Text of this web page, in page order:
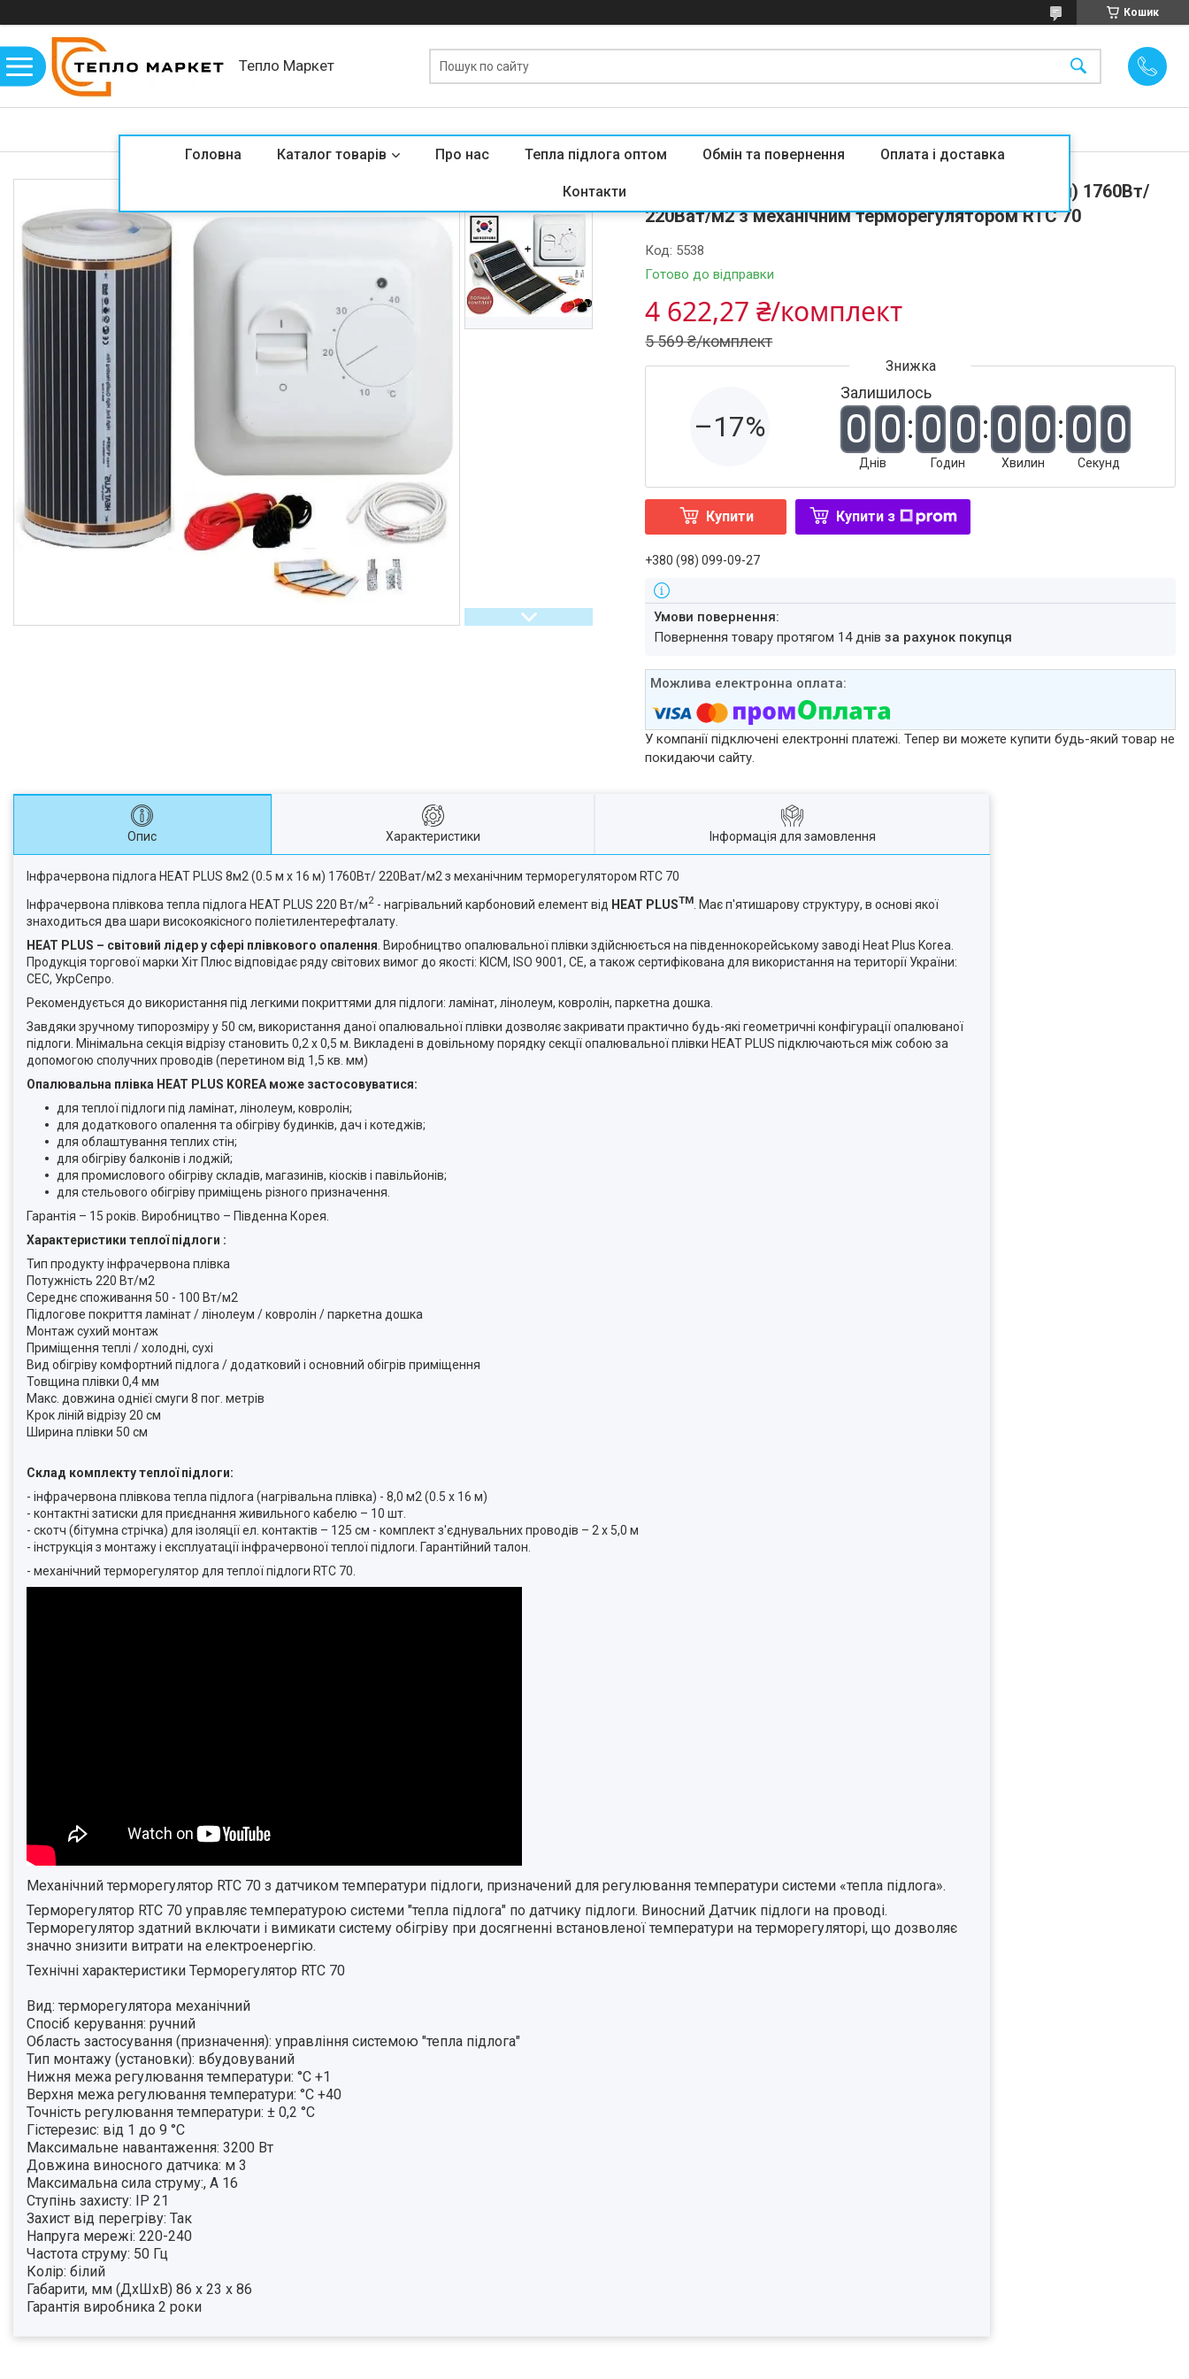
Кошик
Тепло Маркет
Головна Каталог товарів Про нас Тепла підлога оптом Обмін та повернення Оплата і доставка
Контакти
Інфрачервона підлога HEAT PLUS 8м2 (0.5 м х 16 м) 1760Вт/
220Ват/м2 з механічним терморегулятором RTC 70
Готово до відправки
Код: 5538
5 569 ₴/комплект
4 622,27 ₴/комплект
–17%
Залишилось
0 0
Днів
0 0
Годин
0 0
Хвилин
0 0
Секунд
Купити Купити з
+380 (98) 099-09-27
повернення товару протягом 14 днівза рахунок покупця
У компанії підключені електронні платежі. Тепер ви можете купити будь-який товар не
покидаючи сайту.
Опис Характеристики Інформація для замовлення
Інфрачервона підлога HEAT PLUS 8м2 (0.5 м х 16 м) 1760Вт/ 220Ват/м2 з механічним терморегулятором RTC 70
Інфрачервона плівкова тепла підлога HEAT PLUS 220 Вт/м2 - нагрівальний карбоновий елемент від HEAT PLUSТМ . Має п'ятишарову структуру, в основі якої
знаходиться два шари високоякісного поліетилентерефталату.
HEAT PLUS – світовий лідер у сфері плівкового опалення . Виробництво опалювальної плівки здійснюється на південнокорейському заводі Heat Plus Korea.
Продукція торгової марки Хіт Плюс відповідає ряду світових вимог до якості: KICM, ISO 9001, CE, а також сертифікована для використання на території України:
СЕС, УкрСепро.
Рекомендується до використання під легкими покриттями для підлоги: ламінат, лінолеум, ковролін, паркетна дошка.
Завдяки зручному типорозміру у 50 см, використання даної опалювальної плівки дозволяє закривати практично будь-які геометричні конфігурації опалюваної
підлоги. Мінімальна секція відрізу становить 0,2 х 0,5 м. Викладені в довільному порядку секції опалювальної плівки HEAT PLUS підключаються між собою за
допомогою сполучних проводів (перетином від 1,5 кв. мм)
Опалювальна плівка HEAT PLUS KOREA може застосовуватися:
для теплої підлоги під ламінат, лінолеум, ковролін;
для додаткового опалення та обігріву будинків, дач і котеджів;
для облаштування теплих стін;
для обігріву балконів і лоджій;
для промислового обігріву складів, магазинів, кіосків і павільйонів;
для стельового обігріву приміщень різного призначення.
Гарантія – 15 років. Виробництво – Південна Корея.
Характеристики теплої підлоги :
Тип продукту інфрачервона плівка
Потужність 220 Вт/м2
Середнє споживання 50 - 100 Вт/м2
Підлогове покриття ламінат / лінолеум / ковролін / паркетна дошка
Монтаж сухий монтаж
Приміщення теплі / холодні, сухі
Вид обігріву комфортний підлога / додатковий і основний обігрів приміщення
Товщина плівки 0,4 мм
Макс. довжина однієї смуги 8 пог. метрів
Крок ліній відрізу 20 см
Ширина плівки 50 см
Склад комплекту теплої підлоги:
- інфрачервона плівкова тепла підлога (нагрівальна плівка) - 8,0 м2 (0.5 х 16 м)
- контактні затиски для приєднання живильного кабелю – 10 шт.
- скотч (бітумна стрічка) для ізоляції ел. контактів – 125 см - комплект з'єднувальних проводів – 2 х 5,0 м
- інструкція з монтажу і експлуатації інфрачервоної теплої підлоги. Гарантійний талон.
- механічний терморегулятор для теплої підлоги RTC 70.
Механічний терморегулятор RTC 70 з датчиком температури підлоги, призначений для регулювання температури системи «тепла підлога».
Терморегулятор RTC 70 управляє температурою системи "тепла підлога" по датчику підлоги. Виносний Датчик підлоги на проводі.
Терморегулятор здатний включати і вимикати систему обігріву при досягненні встановленої температури на терморегуляторі, що дозволяє
значно знизити витрати на електроенергію.
Технічні характеристики Терморегулятор RTC 70
Вид: терморегулятора механічний
Спосіб керування: ручний
Область застосування (призначення): управління системою "тепла підлога"
Тип монтажу (установки): вбудовуваний
Нижня межа регулювання температури: °C +1
Верхня межа регулювання температури: °C +40
Точність регулювання температури: ± 0,2 °С
Гістерезис: від 1 до 9 °С
Максимальне навантаження: 3200 Вт
Довжина виносного датчика: м 3
Максимальна сила струму:, А 16
Ступінь захисту: IP 21
Захист від перегріву: Так
Напруга мережі: 220-240
Частота струму: 50 Гц
Колір: білий
Габарити, мм (ДхШхВ) 86 х 23 х 86
Гарантія виробника 2 роки